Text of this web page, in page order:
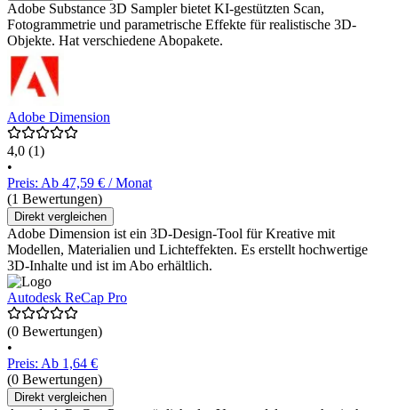
Adobe Substance 3D Sampler bietet KI-gestützten Scan,
Fotogrammetrie und parametrische Effekte für realistische 3D-
Objekte. Hat verschiedene Abopakete.
Adobe Dimension
4,0 (1)
•
Preis: Ab 47,59 € / Monat
(1 Bewertungen)
Direkt vergleichen
Adobe Dimension ist ein 3D-Design-Tool für Kreative mit
Modellen, Materialien und Lichteffekten. Es erstellt hochwertige
3D-Inhalte und ist im Abo erhältlich.
Autodesk ReCap Pro
(0 Bewertungen)
•
Preis: Ab 1,64 €
(0 Bewertungen)
Direkt vergleichen